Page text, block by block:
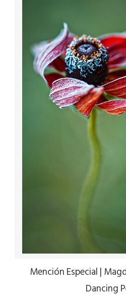
Mención Especial |
Dancing